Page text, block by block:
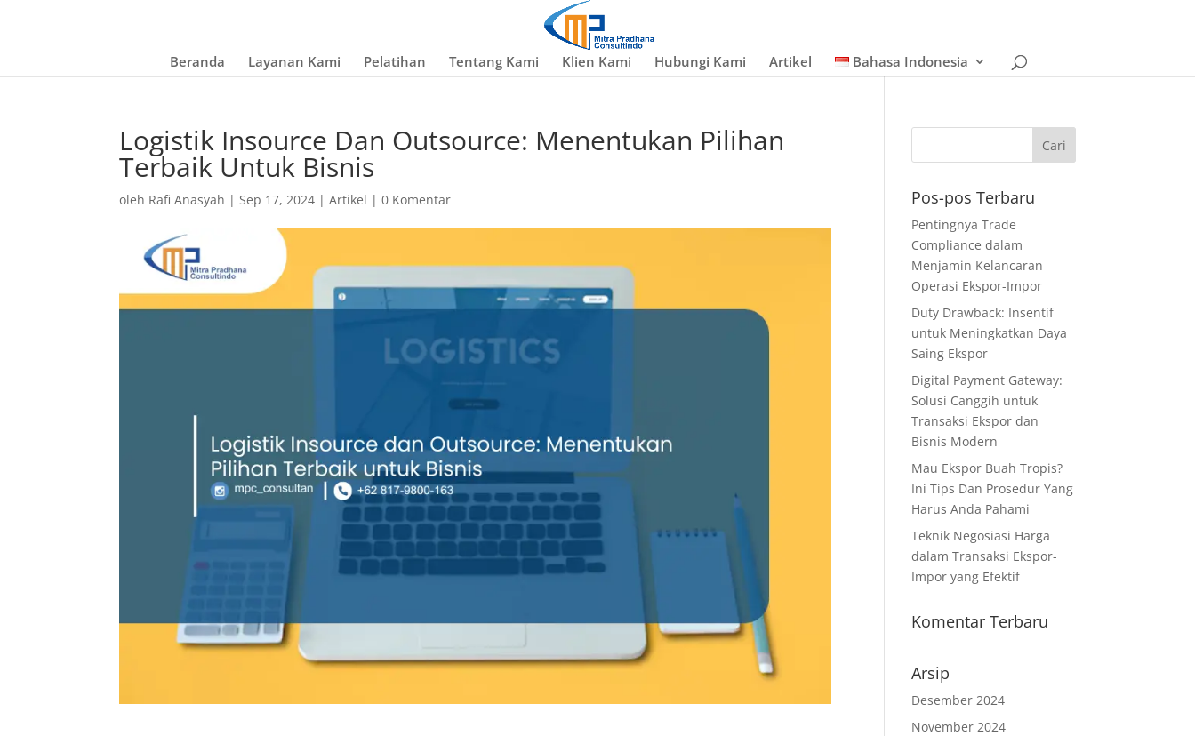
Beranda Layanan Kami Pelatihan Tentang Kami Klien Kami Hubungi Kami Artikel Bahasa Indonesia
Logistik Insource Dan Outsource: Menentukan Pilihan
Terbaik Untuk Bisnis
oleh Rafi Anasyah |Sep 17, 2024 |Artikel |0 Komentar Pos-pos Terbaru
Pentingnya Trade
Compliance dalam
Menjamin Kelancaran
Operasi Ekspor-Impor
Duty Drawback: Insentif
untuk Meningkatkan Daya
Saing Ekspor
Digital Payment Gateway:
Solusi Canggih untuk
Transaksi Ekspor dan
Bisnis Modern
Mau Ekspor Buah Tropis?
Ini Tips Dan Prosedur Yang
Harus Anda Pahami
Teknik Negosiasi Harga
dalam Transaksi Ekspor-
Impor yang Efektif
Komentar Terbaru
Arsip
Desember 2024
November 2024